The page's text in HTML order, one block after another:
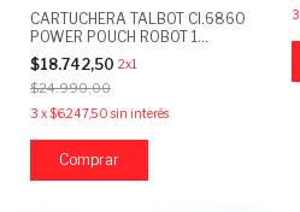
CARTUCHERA TALBOT CI.6860
POWER POUCH ROBOT 1
CIERRE
$18.742,50 2x1
$24.990,00
3 x$6.247,50 sin interés
3